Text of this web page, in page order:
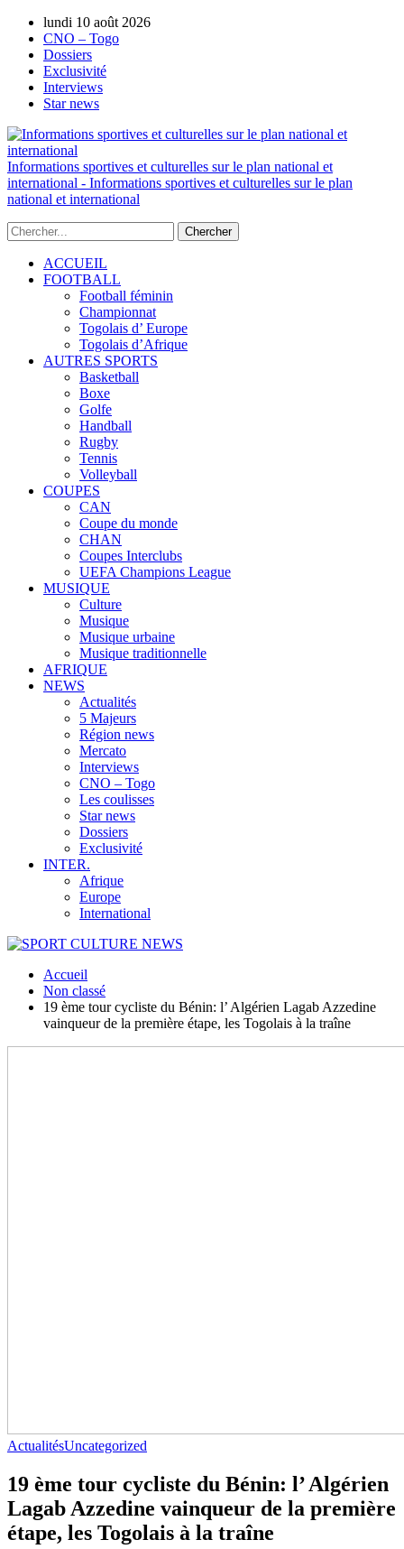
lundi 10 août 2026
CNO – Togo
Dossiers
Exclusivité
Interviews
Star news
Informations sportives et culturelles sur le plan national et
international - Informations sportives et culturelles sur le plan
national et international
ACCUEIL
FOOTBALL
Football féminin
Championnat
Togolais d’ Europe
Togolais d’Afrique
AUTRES SPORTS
Basketball
Boxe
Golfe
Handball
Rugby
Tennis
Volleyball
COUPES
CAN
Coupe du monde
CHAN
Coupes Interclubs
UEFA Champions League
MUSIQUE
Culture
Musique
Musique urbaine
Musique traditionnelle
AFRIQUE
NEWS
Actualités
5 Majeurs
Région news
Mercato
Interviews
CNO – Togo
Les coulisses
Star news
Dossiers
Exclusivité
INTER.
Afrique
Europe
International
Accueil
Non classé
19 ème tour cycliste du Bénin: l’ Algérien Lagab Azzedine
vainqueur de la première étape, les Togolais à la traîne
ActualitésUncategorized
19 ème tour cycliste du Bénin: l’ Algérien
Lagab Azzedine vainqueur de la première
étape, les Togolais à la traîne
AUTORISATION DE LA HAAC N°0134/